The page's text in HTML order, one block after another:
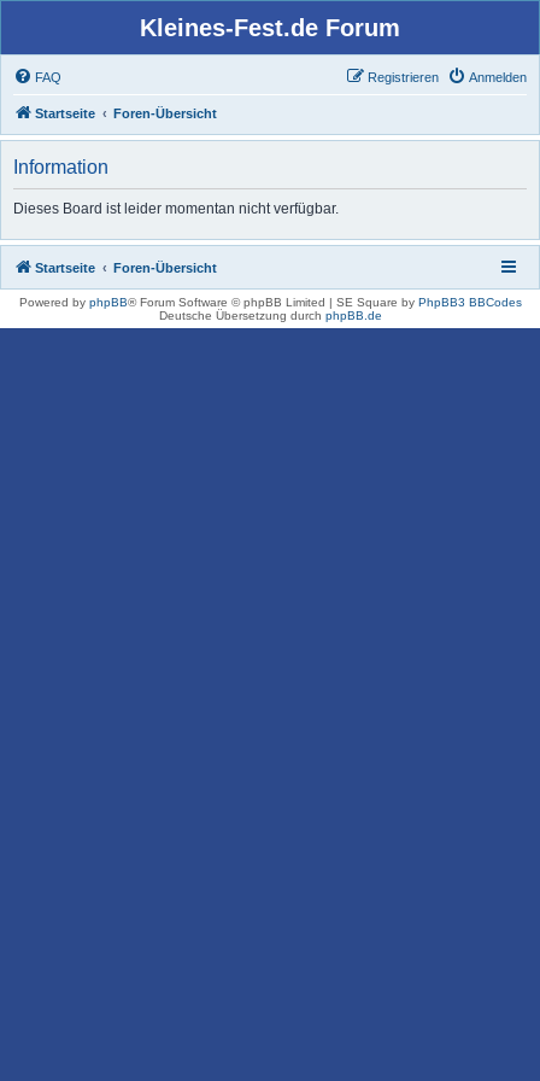
Kleines-Fest.de Forum
FAQ Anmelden
Registrieren
Startseite Foren-Übersicht
Information
Dieses Board ist leider momentan nicht verfügbar.
Startseite Foren-Übersicht
Powered by phpBB® Forum Software © phpBB Limited | SE Square by PhpBB3 BBCodes
Deutsche Übersetzung durch phpBB.de